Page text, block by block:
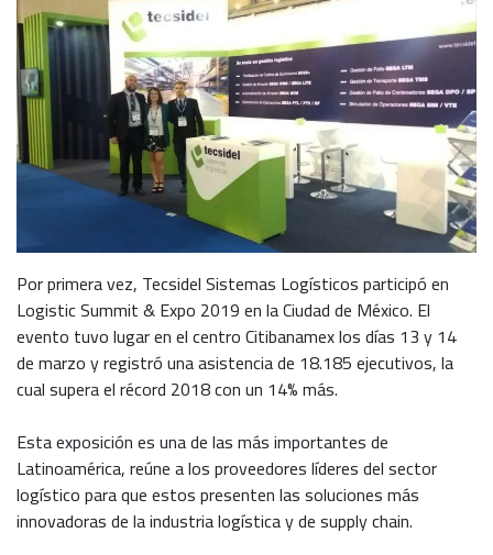
Por primera vez, Tecsidel Sistemas Logísticos participó en
Logistic Summit & Expo 2019 en la Ciudad de México. El
evento tuvo lugar en el centro Citibanamex los días 13 y 14
de marzo y registró una asistencia de 18.185 ejecutivos, la
cual supera el récord 2018 con un 14% más.
Esta exposición es una de las más importantes de
Latinoamérica, reúne a los proveedores líderes del sector
logístico para que estos presenten las soluciones más
innovadoras de la industria logística y de supply chain.